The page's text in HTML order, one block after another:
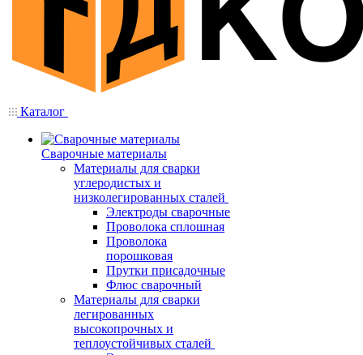
Каталог
Сварочные материалы
Материалы для сварки
углеродистых и
низколегированных сталей
Электроды сварочные
Проволока сплошная
Проволока
порошковая
Прутки присадочные
Флюс сварочный
Материалы для сварки
легированных
высокопрочных и
теплоустойчивых сталей